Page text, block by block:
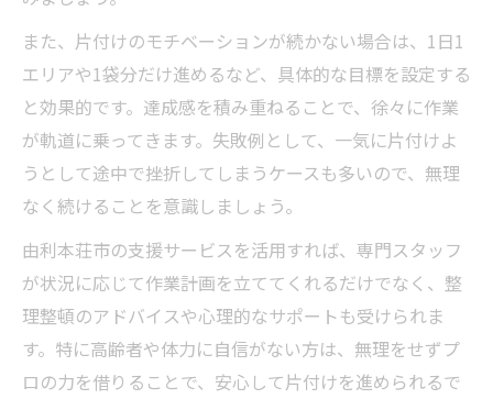
また、片付けのモチベーションが続かない場合は、1日1
エリアや1袋分だけ進めるなど、具体的な目標を設定する
と効果的です。達成感を積み重ねることで、徐々に作業
が軌道に乗ってきます。失敗例として、一気に片付けよ
うとして途中で挫折してしまうケースも多いので、無理
なく続けることを意識しましょう。
由利本荘市の支援サービスを活用すれば、専門スタッフ
が状況に応じて作業計画を立ててくれるだけでなく、整
理整頓のアドバイスや心理的なサポートも受けられま
す。特に高齢者や体力に自信がない方は、無理をせずプ
ロの力を借りることで、安心して片付けを進められるで